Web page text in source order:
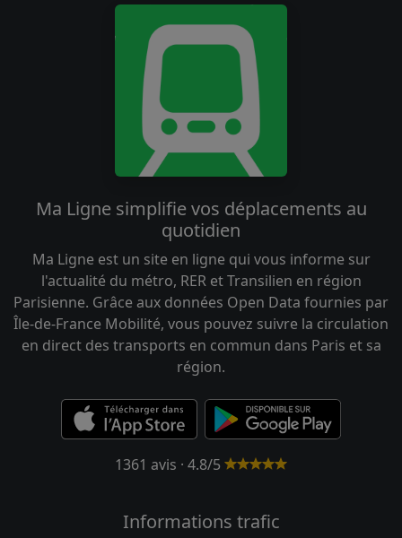
Ma Ligne simplifie vos déplacements au
quotidien
Ma Ligne est un site en ligne qui vous informe sur
l'actualité du métro, RER et Transilien en région
Parisienne. Grâce aux données Open Data fournies par
Île-de-France Mobilité, vous pouvez suivre la circulation
en direct des transports en commun dans Paris et sa
région.
1361 avis · 4.8/5
Informations trafic